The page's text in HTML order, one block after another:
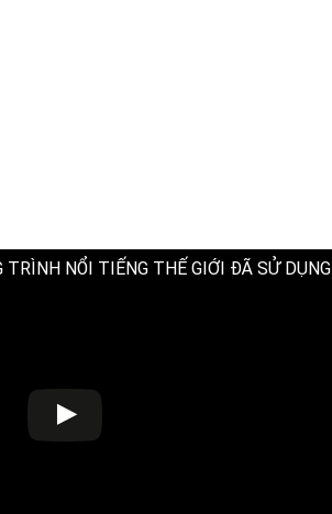
TRÌNH NỔI TIẾNG THẾ GIỚI ĐÃ SỬ DỤNG